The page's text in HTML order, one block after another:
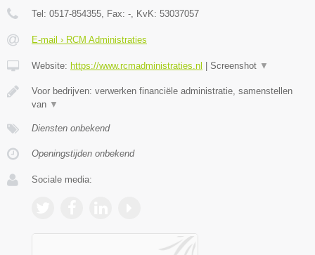
Tel: 0517-854355, Fax: -, KvK: 53037057
E-mail › RCM Administraties
Website: https://www.rcmadministraties.nl Screenshot ▼
Voor bedrijven: verwerken financiële administratie, samenstellen
van ▼
Diensten onbekend
Openingstijden onbekend
Sociale media: